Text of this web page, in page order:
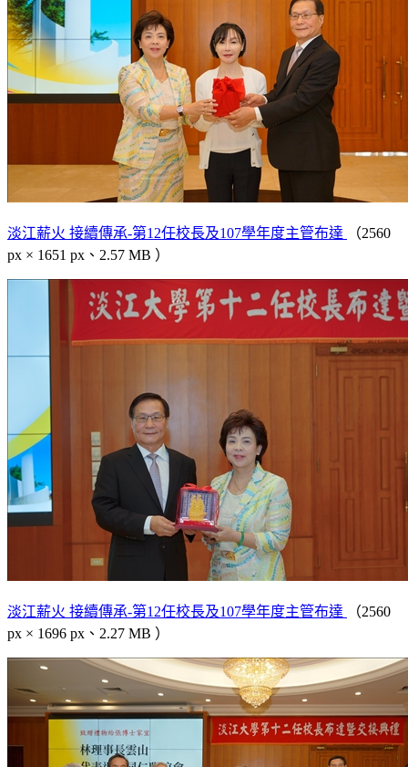
淡江薪火 接續傳承-第12任校長及107學年度主管布達
（2560
px × 1651 px、2.57 MB ）
淡江薪火 接續傳承-第12任校長及107學年度主管布達
（2560
px × 1696 px、2.27 MB ）